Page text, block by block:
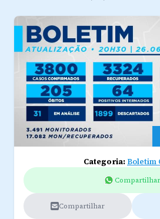
Categoria:Boletim
Compartilhar
Compartilhar